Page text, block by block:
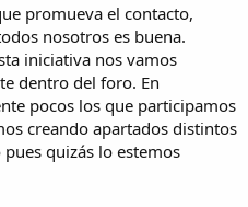
promueva el contacto,
nosotros es buena.
iniciativa nos vamos
dentro del foro. En
pocos los que participamos
creando apartados distintos
quizás lo estemos